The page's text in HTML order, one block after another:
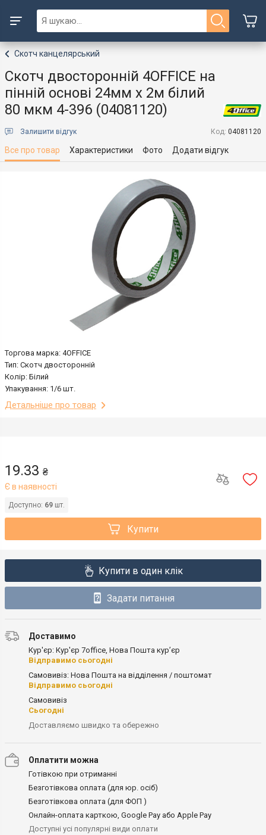
Скотч канцелярський
Скотч двосторонній 4OFFICE на
пінній основі 24мм х 2м білий
80 мкм 4-396 (04081120)
Залишити відгук Код: 04081120
Все про товар Характеристики Фото Додати відгук
Торгова марка: 4OFFICE
Тип: Скотч двосторонній
Колір: Білий
Упакування: 1/6 шт.
Детальніше про товар
19.33 ₴
Є в наявності
Доступно: 69 шт.
Купити
Купити в один клік
Задати питання
Доставимо
Кур'єр: Кур'єр 7office, Нова Пошта кур’єр
Відправимо сьогодні
Самовивіз: Нова Пошта на відділення / поштомат
Відправимо сьогодні
Самовивіз
Сьогодні
Доставляємо швидко та обережно
Оплатити можна
Готівкою при отриманні
Безготівкова оплата (для юр. осіб)
Безготівкова оплата (для ФОП )
Онлайн-оплата карткою, Google Pay або Apple Pay
Доступні усі популярні види оплати